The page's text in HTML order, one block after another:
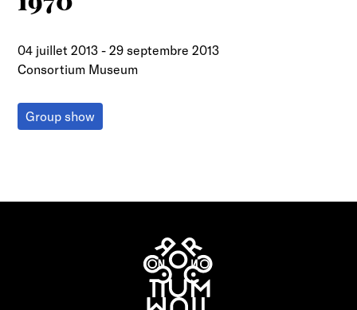
04 juillet 2013 -29 septembre 2013
Consortium Museum
Group show